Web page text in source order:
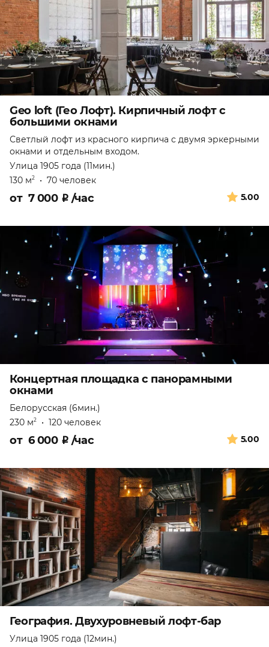
Geo loft (Гео Лофт). Кирпичный лофт с
большими окнами
Светлый лофт из красного кирпича с двумя эркерными
окнами и отдельным входом.
Улица 1905 года (11мин.)
130 м2 • 70 человек
5.00
от 7 000 ₽ /час
Концертная площадка с панорамными
окнами
Белорусская (6мин.)
230 м2 • 120 человек
5.00
от 6 000 ₽ /час
География. Двухуровневый лофт-бар
Улица 1905 года (12мин.)